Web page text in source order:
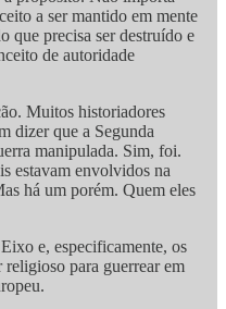
a ser mantido em mente
que precisa ser destruído e
de autoridade
Muitos historiadores
dizer que a Segunda
manipulada. Sim, foi.
estavam envolvidos na
há um porém. Quem eles
e, especificamente, os
para guerrear em